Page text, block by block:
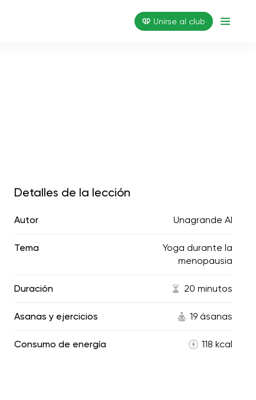
Unirse al club
Detalles de la lección
Autor Unagrande AI
Tema
Yoga durante la
menopausia
Duración 20 minutos
Asanas y ejercicios 19 ásanas
Consumo de energía 118 kcal